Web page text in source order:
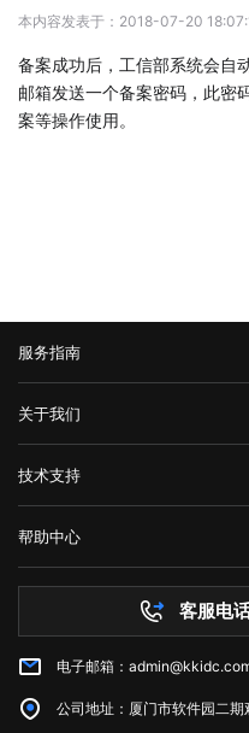
本内容发表于：2018-07-20
备案成功后，工信部系统会自
邮箱发送一个备案密码，此密
案等操作使用。
服务指南
汇款信息
购买流程
服务条款
关于我们
公司介绍
举报中心
隐私声明
技术支持
网站备案
技术文档
帮助中心
服务器问题
市场资讯
客服电
电子邮箱：
公司地址：厦门市软件园二